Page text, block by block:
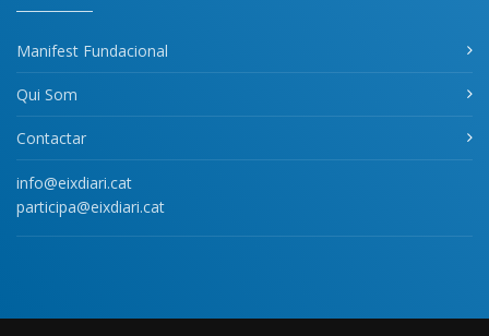
Manifest Fundacional
Qui Som
Contactar
info@eixdiari.cat
participa@eixdiari.cat